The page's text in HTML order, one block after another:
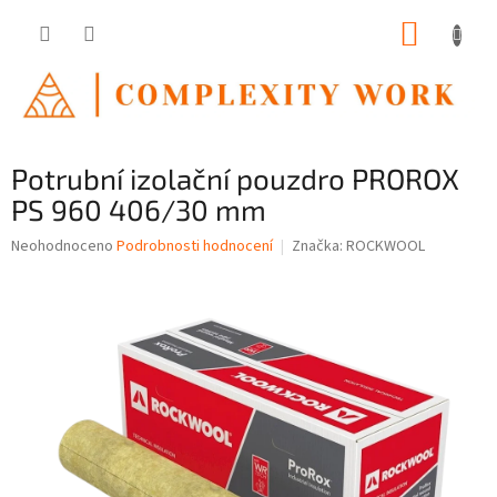
Potrubní izolační pouzdro PROROX
PS 960 406/30 mm
Průměrné
Neohodnoceno Podrobnosti hodnocení Značka: ROCKWOOL